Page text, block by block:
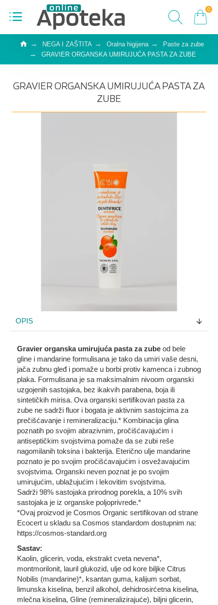
0
NEGA I ZAŠTITA Oralna higijena
Paste za zube
GRAVIER ORGANSKA UMIRUJUĆA PASTA ZA ZUBE
GRAVIER ORGANSKA UMIRUJUĆA PASTA ZA
ZUBE
OPIS
Gravier organska umirujuća pasta za zube od bele
gline i mandarine formulisana je tako da umiri vaše desni,
jača zubnu gleđ i pomaže u borbi protiv kamenca i zubnog
plaka. Formulisana je sa maksimalnim nivoom organski
uzgojenih sastojaka, bez ikakvih parabena, boja ili
sintetičkih mirisa. Ova organski sertifikovan pasta za
zube ne sadrži fluor i bogata je aktivnim sastojcima za
prečišćavanje i remineralizaciju.* Kombinacija glina
poznatih po svojim abrazivnim, pročišćavajućim i
antiseptičkim svojstvima pomaže da se zubi reše
nagomilanih toksina i bakterija. Eterično ulje mandarine
poznato je po svojim pročišćavajućim i osvežavajućim
svojstvima. Organski neven poznat je po svojim
umirujućim, ublažujućim i lekovitim svojstvima.
Sadrži 98% sastojaka prirodnog porekla, a 10% svih
sastojaka je iz organske poljoprivrede.*
*Ovaj proizvod je Cosmos Organic sertifikovan od strane
Ecocert u skladu sa Cosmos standardom dostupnim na:
https://cosmos-standard.org
Sastav:
Kaolin, glicerin, voda, ekstrakt cveta nevena*,
montmorilonit, lauril glukozid, ulje od kore biljke Citrus
Nobilis (mandarine)*, ksantan guma, kalijum sorbat,
limunska kiselina, benzil alkohol, dehidrosirćetna kiselina,
mlečna kiselina, Gline (remineralizirajuće), biljni glicerin,